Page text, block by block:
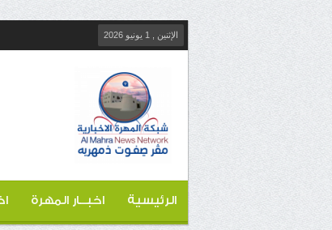
الإثنين , 1 يونيو 2026
الرئيسية اخبــار المهرة